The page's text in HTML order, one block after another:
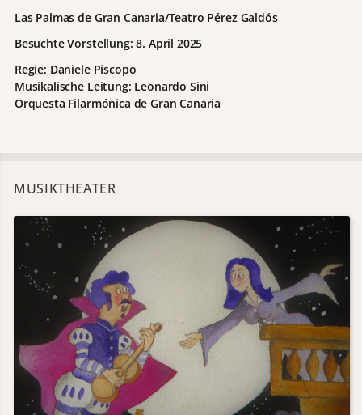
Las Palmas de Gran Canaria/Teatro Pérez Galdós
Besuchte Vorstellung: 8. April 2025
Regie: Daniele Piscopo
Musikalische Leitung: Leonardo Sini
Orquesta Filarmónica de Gran Canaria
MUSIKTHEATER